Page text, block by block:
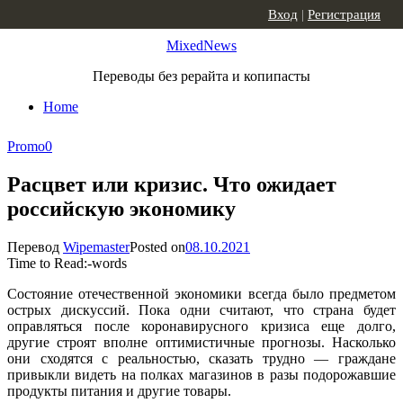
MixedNews
Переводы без рерайта и копипасты
Home
Вход | Регистрация
Promo0
Расцвет или кризис. Что ожидает
российскую экономику
Перевод WipemasterPosted on08.10.2021
Time to Read:-words
Состояние отечественной экономики всегда было предметом
острых дискуссий. Пока одни считают, что страна будет
оправляться после коронавирусного кризиса еще долго,
другие строят вполне оптимистичные прогнозы. Насколько
они сходятся с реальностью, сказать трудно — граждане
привыкли видеть на полках магазинов в разы подорожавшие
продукты питания и другие товары.